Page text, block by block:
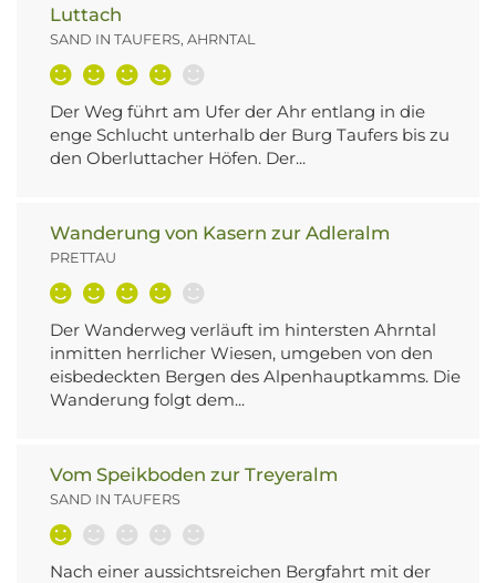
Luttach
SAND IN TAUFERS, AHRNTAL
Der Weg führt am Ufer der Ahr entlang in die
enge Schlucht unterhalb der Burg Taufers bis zu
den Oberluttacher Höfen. Der...
Wanderung von Kasern zur Adleralm
PRETTAU
Der Wanderweg verläuft im hintersten Ahrntal
inmitten herrlicher Wiesen, umgeben von den
eisbedeckten Bergen des Alpenhauptkamms. Die
Wanderung folgt dem...
Vom Speikboden zur Treyeralm
SAND IN TAUFERS
Nach einer aussichtsreichen Bergfahrt mit der